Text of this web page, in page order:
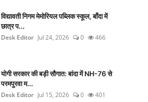
विद्यावती निगम मेमोरियल पब्लिक स्कूल, बाँदा में
छात्र प...
Desk Editor Jul 24, 2026 0 466
योगी सरकार की बड़ी सौगात: बांदा में NH-76 से
परमपुरवा म...
Desk Editor Jul 15, 2026 0 401